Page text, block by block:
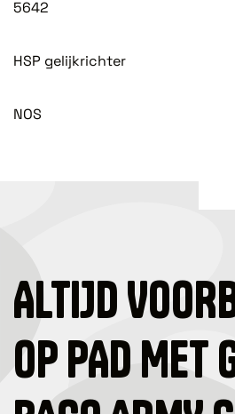
5642
HSP gelijkrichter
NOS
ALTIJD
OP PAD MET